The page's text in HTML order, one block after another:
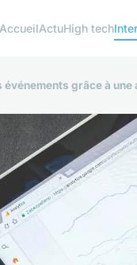
AccueilActuHigh tech
événements grâce à